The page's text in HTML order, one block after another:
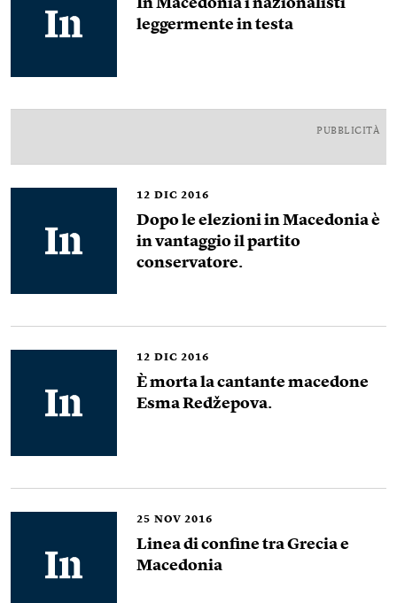
In Macedonia i nazionalisti
leggermente in testa
PUBBLICITÀ
12 DIC 2016
Dopo le elezioni in Macedonia è
in vantaggio il partito
conservatore.
12 DIC 2016
È morta la cantante macedone
Esma Redžepova.
25 NOV 2016
Linea di confine tra Grecia e
Macedonia